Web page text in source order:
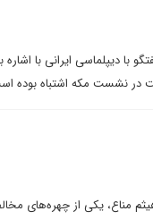
با دیپلماسی ایرانی با
در نشست مکه اشتباه بوده
مناع، یکی از چهره‌های